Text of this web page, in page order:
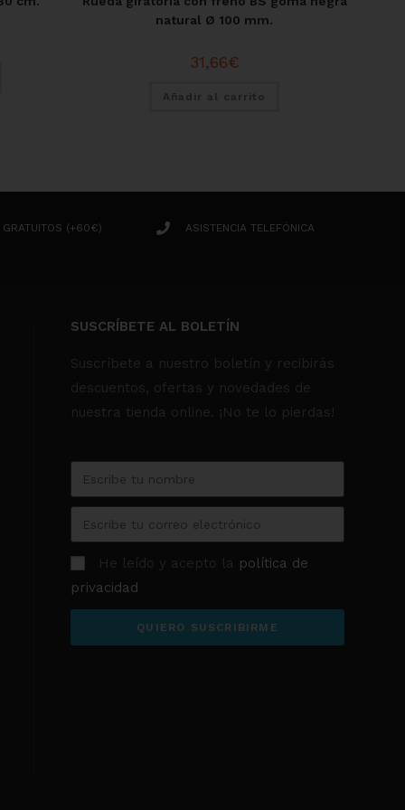
natural Ø 100 mm.
31,66€
Añadir al carrito
GRATUITOS (+60€) ASISTENCIA TELEFÓNICA
SUSCRÍBETE AL BOLETÍN
Suscríbete a nuestro boletín y recibirás
descuentos, ofertas y novedades de
nuestra tienda online. ¡No te lo pierdas!
He leído y acepto la política de
privacidad
QUIERO SUSCRIBIRME